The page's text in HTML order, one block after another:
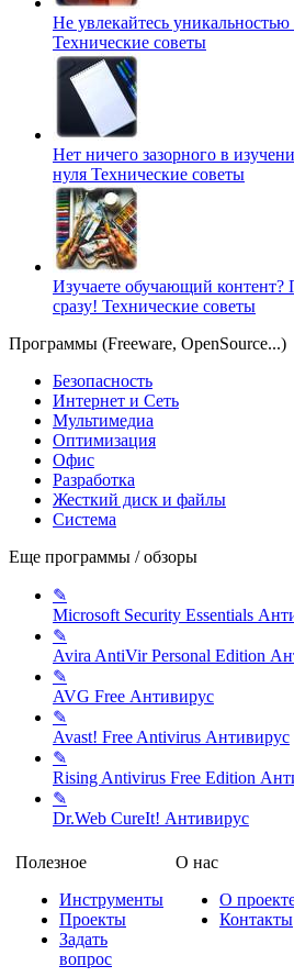
Не увлекайтесь
Технические советы
Нет ничего зазорного в
нуля Технические советы
Изучаете обучающий контент?
сразу! Технические советы
Программы (Freeware, OpenSource...)
Безопасность
Интернет и Сеть
Мультимедиа
Оптимизация
Офис
Разработка
Жесткий диск и файлы
Система
Еще программы / обзоры
✎
Microsoft Security Essentials
✎
Avira AntiVir Personal Edition
✎
AVG Free Антивирус
✎
Avast! Free Antivirus Антивирус
✎
Rising Antivirus Free Edition
✎
Dr.Web CureIt! Антивирус
Полезное
Инструменты
Проекты
Задать
вопрос
О нас
О
Контакты